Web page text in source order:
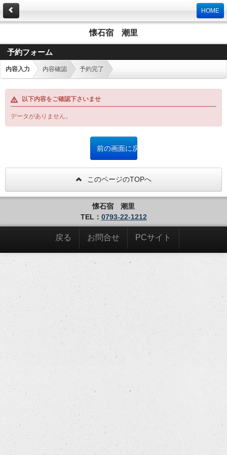
HOME
懐石宿 潮里
予約フォーム
内容入力 内容確認 予約完了
以下内容をご確認下さいませ
データがありません。
このページのTOPへ
懐石宿 潮里
TEL： 0793-22-1212
戻る お問合せ PCサイト